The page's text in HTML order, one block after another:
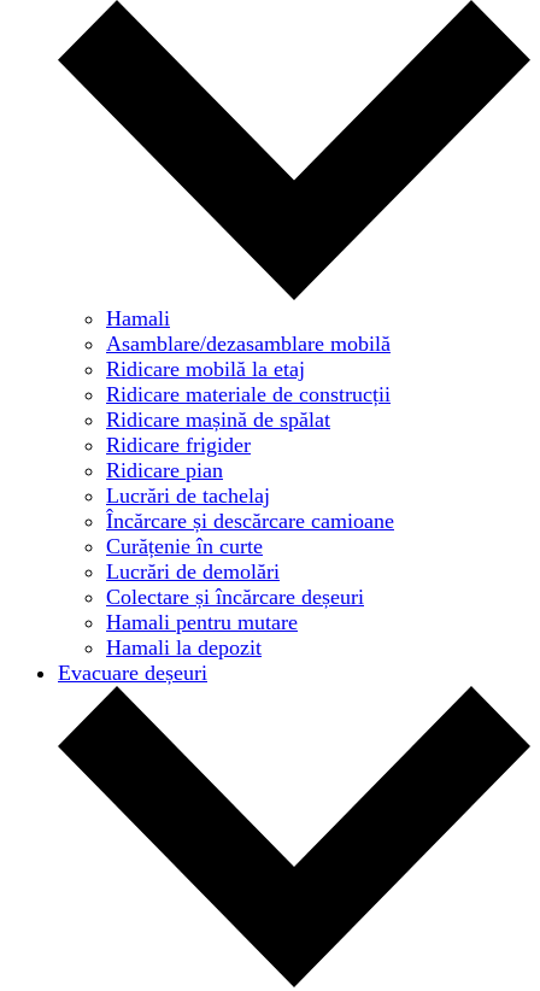
Hamali
Asamblare/dezasamblare mobilă
Ridicare mobilă la etaj
Ridicare materiale de construcții
Ridicare mașină de spălat
Ridicare frigider
Ridicare pian
Lucrări de tachelaj
Încărcare și descărcare camioane
Curățenie în curte
Lucrări de demolări
Colectare și încărcare deșeuri
Hamali pentru mutare
Hamali la depozit
Evacuare deșeuri